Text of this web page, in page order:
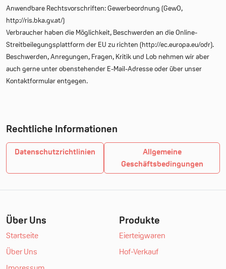
Anwendbare Rechtsvorschriften: Gewerbeordnung (GewO,
http://ris.bka.gv.at/)
Verbraucher haben die Möglichkeit, Beschwerden an die Online-
Streitbeilegungsplattform der EU zu richten (http://ec.europa.eu/odr).
Beschwerden, Anregungen, Fragen, Kritik und Lob nehmen wir aber
auch gerne unter obenstehender E-Mail-Adresse oder über unser
Kontaktformular entgegen.
Rechtliche Informationen
Datenschutzrichtlinien
Allgemeine
Geschäftsbedingungen
Über Uns
Startseite
Über Uns
Produkte
Eierteigwaren
Hof-Verkauf